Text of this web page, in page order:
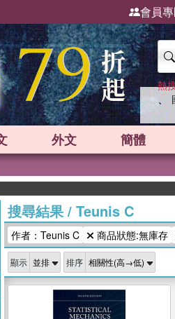
會員
熱
、
外文 簡體
搜尋結果/ Teunis C
作者：Teunis C 商品狀態:無庫存
顯示 排序